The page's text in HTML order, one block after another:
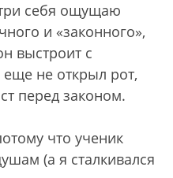
себя ощущаю
и «законного»,
выстроит с
не открыл рот,
перед законом.
что ученик
(а я сталкивался